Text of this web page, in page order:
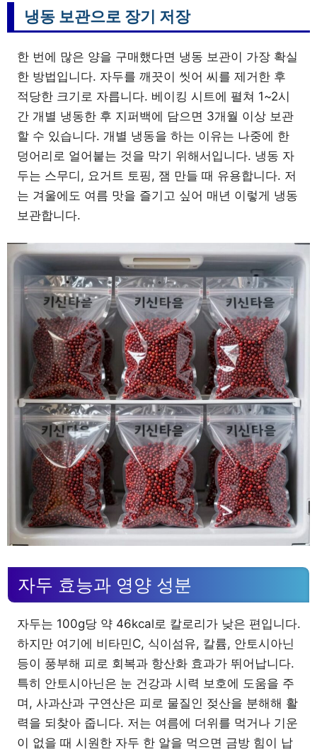
냉동 보관으로 장기 저장
한 번에 많은 양을 구매했다면 냉동 보관이 가장 확실
한 방법입니다. 자두를 깨끗이 씻어 씨를 제거한 후
적당한 크기로 자릅니다. 베이킹 시트에 펼쳐 1~2시
간 개별 냉동한 후 지퍼백에 담으면 3개월 이상 보관
할 수 있습니다. 개별 냉동을 하는 이유는 나중에 한
덩어리로 얼어붙는 것을 막기 위해서입니다. 냉동 자
두는 스무디, 요거트 토핑, 잼 만들 때 유용합니다. 저
는 겨울에도 여름 맛을 즐기고 싶어 매년 이렇게 냉동
보관합니다.
자두 효능과 영양 성분
자두는 100g당 약 46kcal로 칼로리가 낮은 편입니다.
하지만 여기에 비타민C, 식이섬유, 칼륨, 안토시아닌
등이 풍부해 피로 회복과 항산화 효과가 뛰어납니다.
특히 안토시아닌은 눈 건강과 시력 보호에 도움을 주
며, 사과산과 구연산은 피로 물질인 젖산을 분해해 활
력을 되찾아 줍니다. 저는 여름에 더위를 먹거나 기운
이 없을 때 시원한 자두 한 알을 먹으면 금방 힘이 납